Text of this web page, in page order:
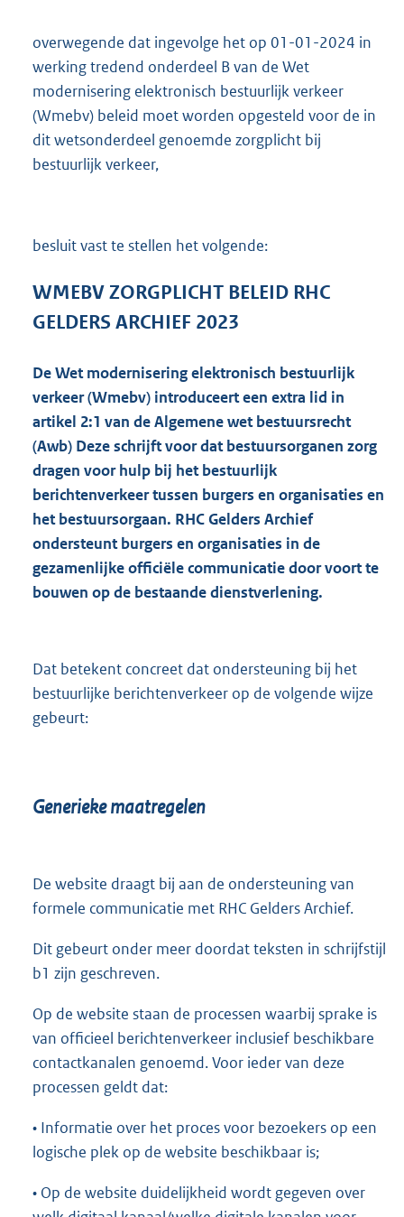
K
b
overwegende dat ingevolge het op 01-01-2024 in
werking tredend onderdeel B van de Wet
modernisering elektronisch bestuurlijk verkeer
(Wmebv) beleid moet worden opgesteld voor de in
dit wetsonderdeel genoemde zorgplicht bij
bestuurlijk verkeer,
besluit vast te stellen het volgende:
WMEBV ZORGPLICHT BELEID RHC
GELDERS ARCHIEF 2023
De Wet modernisering elektronisch bestuurlijk
verkeer (Wmebv) introduceert een extra lid in
artikel 2:1 van de Algemene wet bestuursrecht
(Awb) Deze schrijft voor dat bestuursorganen zorg
dragen voor hulp bij het bestuurlijk
berichtenverkeer tussen burgers en organisaties en
het bestuursorgaan. RHC Gelders Archief
ondersteunt burgers en organisaties in de
gezamenlijke officiële communicatie door voort te
bouwen op de bestaande dienstverlening.
Dat betekent concreet dat ondersteuning bij het
bestuurlijke berichtenverkeer op de volgende wijze
gebeurt:
Generieke maatregelen
De website draagt bij aan de ondersteuning van
formele communicatie met RHC Gelders Archief.
Dit gebeurt onder meer doordat teksten in schrijfstijl
b1 zijn geschreven.
Op de website staan de processen waarbij sprake is
van officieel berichtenverkeer inclusief beschikbare
contactkanalen genoemd. Voor ieder van deze
processen geldt dat:
• Informatie over het proces voor bezoekers op een
logische plek op de website beschikbaar is;
• Op de website duidelijkheid wordt gegeven over